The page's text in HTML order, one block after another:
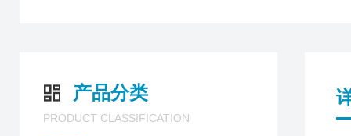
产品分类
PRODUCT CLASSIFICATION